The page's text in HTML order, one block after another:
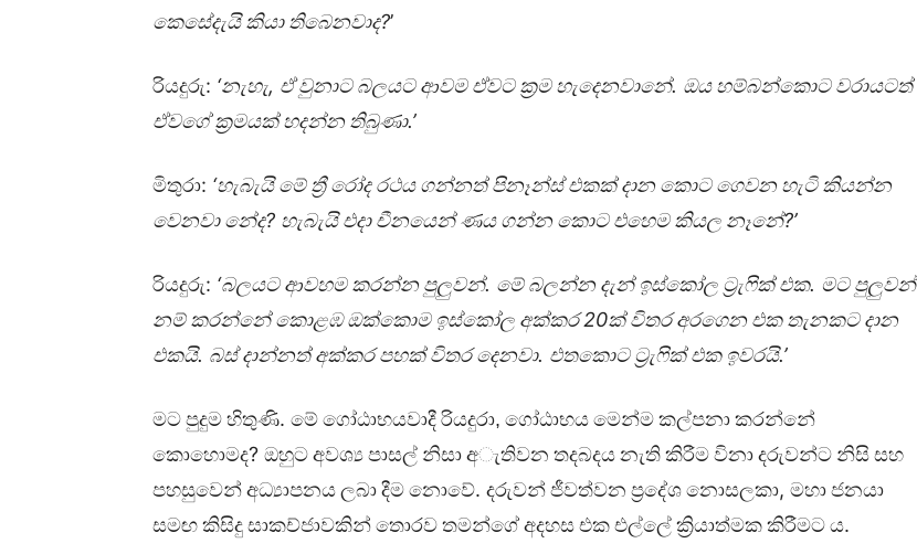
කෙසේදැයි කියා තිබෙනවාද?’
රියදුරු: ‘නැහැ, ඒ වුනාට බලයට ආවම ඒවට ක්‍රම හැදෙනවානේ. ඔය හම්බන්කොට වරායටත්
ඒවගේ ක්‍රමයක් හදන්න තිබුණා.’
මිතුරා: ‘හැබැයි මේ ත්‍රී රෝද රථය ගන්නත් පිනෑන්ස් එකක් දාන කොට ගෙවන හැටි කියන්න
වෙනවා නේද? හැබැයි එදා චීනයෙන් ණය ගන්න කොට එහෙම කියල නෑනේ?’
රියදුරු: ‘බලයට ආවහම කරන්න පුලුවන්. මේ බලන්න දැන් ඉස්කෝල ට්‍රැෆික් එක. මට පුලුවන්
නම් කරන්නේ කොළඹ ඔක්කොම ඉස්කෝල අක්කර 20ක් විතර අරගෙන එක තැනකට දාන
එකයි. බස් දාන්නත් අක්කර පහක් විතර දෙනවා. එතකොට ට්‍රැෆික් එක ඉවරයි.’
මට පුදුම හිතුණි. මේ ගෝඨාභයවාදී රියදුරා, ගෝඨාභය මෙන්ම කල්පනා කරන්නේ
කොහොමද? ඔහුට අවශ්‍ය පාසල් නිසා අැතිවන තදබදය නැති කිරීම විනා දරුවන්ට නිසි සහ
පහසුවෙන් අධ්‍යාපනය ලබා දීම නොවේ. දරුවන් ජීවත්වන ප්‍රදේශ නොසලකා, මහා ජනයා
සමඟ කිසිදු සාකච්ජාවකින් තොරව තමන්ගේ අදහස එක එල්ලේ ක්‍රියාත්මක කිරීමට ය.